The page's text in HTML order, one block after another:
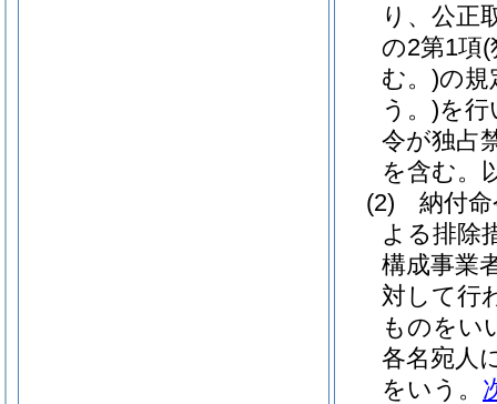
り、公正
の2第1項(
む。)の規
う。)を行
令が独占
を含む。
(2)
納付
よる排除
構成事業
対して行
ものをい
各名宛人
をいう。